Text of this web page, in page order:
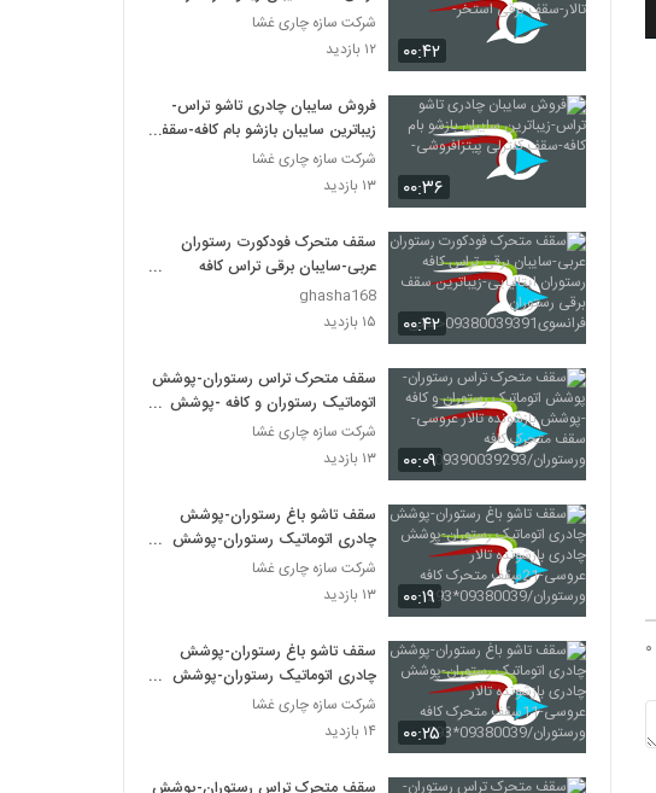
۰
۰۰:۴۲
سقف برقی استخر-
شرکت سازه چاری غشا
۱۲ بازدید
۰۰:۳۶
فروش سایبان چادری تاشو تراس-
زیباترین سایبان بازشو بام کافه-سقف
کنترلی پیتزافروشی-
شرکت سازه چاری غشا
۱۳ بازدید
۰۰:۴۲
سقف متحرک فودکورت رستوران
عربی-سایبان برقی تراس کافه
رستوران ایتالیایی-زیباترین سقف
برقی رستوران
ghasha168
۱۵ بازدید
۰۰:۰۹
سقف متحرک تراس رستوران-پوشش
اتوماتیک رستوران و کافه -پوشش
بازشونده تالار عروسی-سقف متحرک
کافه ورستوران/09390039293
شرکت سازه چاری غشا
۱۳ بازدید
۰۰:۱۹
سقف تاشو باغ رستوران-پوشش
چادری اتوماتیک رستوران-پوشش
چادری بازشونده تالار
ورستوران/09380039*293
شرکت سازه چاری غشا
۱۳ بازدید
۰۰:۲۵
سقف تاشو باغ رستوران-پوشش
چادری اتوماتیک رستوران-پوشش
چادری بازشونده تالار
ورستوران/09380039*293
شرکت سازه چاری غشا
۱۴ بازدید